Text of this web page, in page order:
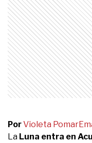
PorVioleta Pomar
La Luna entra en